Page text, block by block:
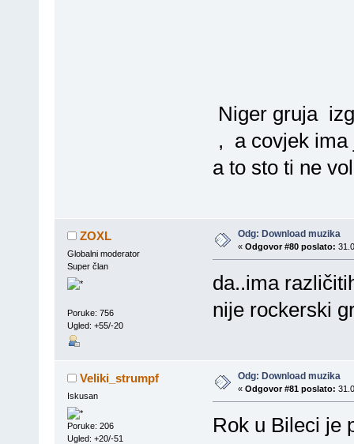
Niger gruja
, a covjek ima
a to sto ti ne
ZOXL
Globalni moderator
Super član
Poruke: 756
Ugled: +55/-20
Odg: Download muzika
« Odgovor #80 poslato:
da..ima
nije rockerski
Veliki_strumpf
Iskusan
Poruke: 206
Ugled: +20/-51
Odg: Download muzika
« Odgovor #81 poslato:
Rok u Bileci je